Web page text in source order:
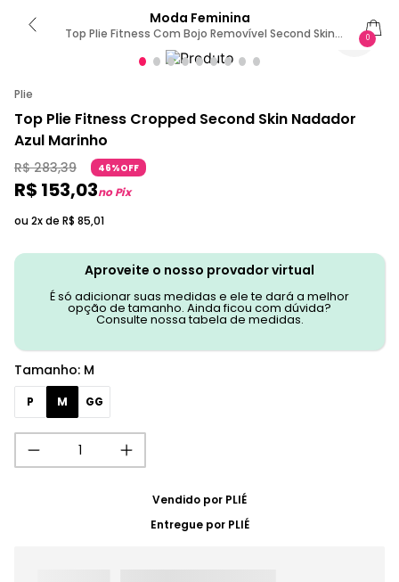
Moda Feminina
Top Plie Fitness Com Bojo Removível Second Skin
Marinho M
0
Plie
Top Plie Fitness Cropped Second Skin Nadador
Azul Marinho
R$ 283,39 46%OFF
R$ 153,03no Pix
ou 2x de R$ 85,01
Aproveite o nosso provador virtual
É só adicionar suas medidas e ele te dará a melhor
opção de tamanho. Ainda ficou com dúvida?
Consulte nossa tabela de medidas.
Tamanho: M
P M GG
Vendido por PLIÉ
Entregue por PLIÉ